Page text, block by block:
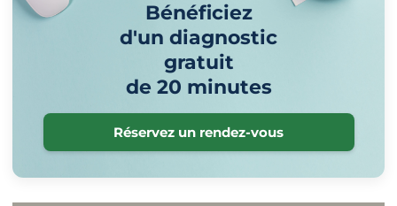
Bénéficiez
d'un diagnostic
gratuit
de 20 minutes
Réservez un rendez-vous